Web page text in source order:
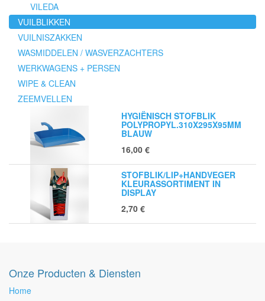
VILEDA
VUILBLIKKEN
VUILNISZAKKEN
WASMIDDELEN / WASVERZACHTERS
WERKWAGENS + PERSEN
WIPE & CLEAN
ZEEMVELLEN
HYGIËNISCH STOFBLIK
POLYPROPYL.310X295X95MM
BLAUW
16,00 €
STOFBLIK/LIP+HANDVEGER
KLEURASSORTIMENT IN
DISPLAY
2,70 €
Onze Producten & Diensten
Home